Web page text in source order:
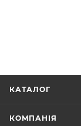
КАТАЛОГ
КОМПАНІЯ